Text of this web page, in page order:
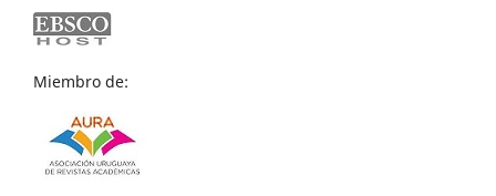
Miembro de: